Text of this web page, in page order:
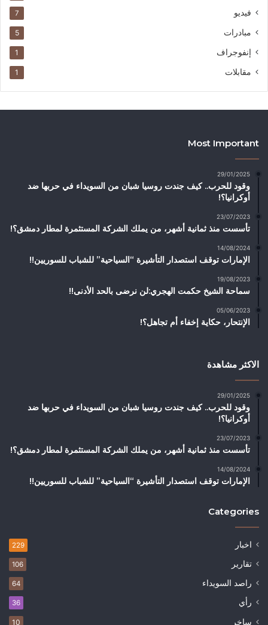
فيديو 7
مبادرات 5
إنفوجراف 1
مقابلات 1
Most Important
29/01/2025
وقود للحرب.. كيف جندت روسيا شبان من السويداء في حربها ضد
أوكرانيا؟!
23/07/2023
تأسست منذ ثمانية أشهر، من يملك الشركة المستثمرة لمطار دمشق؟!
14/08/2024
الإمارات توقف استصدار التأشيرة “السياحية” للشباب للسوريين!!
19/08/2023
سماحة الشيخ حكمت الهجري:لن نرضى بالحد الأدنى!!
05/06/2023
الإنتحار، حكاية إخفاء أم تجاهل؟!
الاكثر مشاهدة
29/01/2025
وقود للحرب.. كيف جندت روسيا شبان من السويداء في حربها ضد
أوكرانيا؟!
23/07/2023
تأسست منذ ثمانية أشهر، من يملك الشركة المستثمرة لمطار دمشق؟!
14/08/2024
الإمارات توقف استصدار التأشيرة “السياحية” للشباب للسوريين!!
Categories
اخبار 229
تقارير 106
راصد السويداء 64
رأي 36
ساخر 10